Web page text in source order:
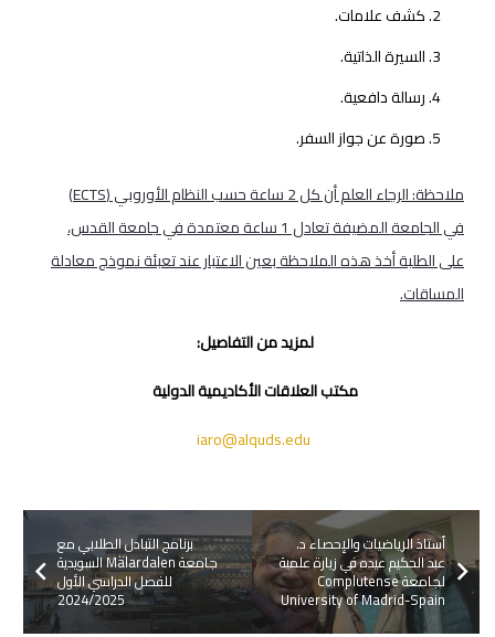
كشف علامات.
السيرة الذاتية.
رسالة دافعية.
صورة عن جواز السفر.
ملاحظة: الرجاء العلم أن كل 2 ساعة حسب النظام الأوروبي (
ECTS)
في الجامعة المضيفة تعادل 1 ساعة معتمدة في جامعة القدس،
على الطلبة أخذ هذه الملاحظة بعين الاعتبار عند تعبئة نموذج معادلة
المساقات.
لمزيد من التفاصيل:
مكتب العلاقات الأكاديمية الدولية
برنامج التبادل الطلابي مع
جامعة Mälardalen السويدية
للفصل الدراسي الأول
2024/2025
أستاذ الرياضيات والإحصاء د.
عبد الحكيم عيده في زيارة علمية
لجامعة Complutense
University of Madrid-Spain